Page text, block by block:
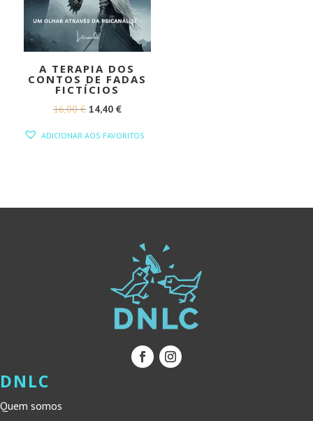
A TERAPIA DOS
CONTOS DE FADAS
FICTÍCIOS
16,00€ O
14,40 €O
ADICIONAR AOS FAVORITOS
DNLC
Quem somos